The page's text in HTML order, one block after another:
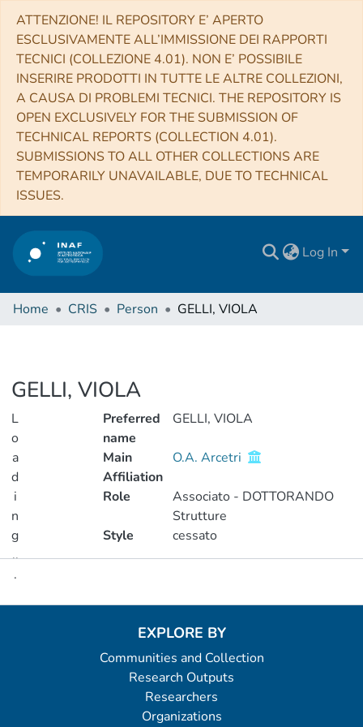
ATTENZIONE! IL REPOSITORY E’ APERTO
ESCLUSIVAMENTE ALL’IMMISSIONE DEI RAPPORTI
TECNICI (COLLEZIONE 4.01). NON E’ POSSIBILE
INSERIRE PRODOTTI IN TUTTE LE ALTRE COLLEZIONI,
A CAUSA DI PROBLEMI TECNICI. THE REPOSITORY IS
OPEN EXCLUSIVELY FOR THE SUBMISSION OF
TECHNICAL REPORTS (COLLECTION 4.01).
SUBMISSIONS TO ALL OTHER COLLECTIONS ARE
TEMPORARILY UNAVAILABLE, DUE TO TECHNICAL
ISSUES.
Log In
Home CRIS Person GELLI, VIOLA
GELLI, VIOLA
L
o
a
d
i
n
g
..
.
Loading...
Preferred
name
GELLI, VIOLA
Main
Affiliation
O.A. Arcetri
Role
Associato - DOTTORANDO
Strutture
Style
cessato
EXPLORE BY
Communities and Collection
Research Outputs
Researchers
Organizations